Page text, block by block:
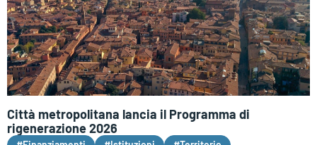
Città metropolitana lancia il Programma di
rigenerazione 2026